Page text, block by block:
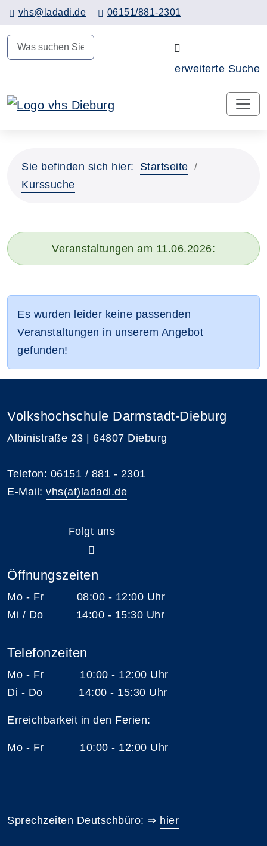
vhs@ladadi.de 06151/881-2301
erweiterte Suche
Hauptinhalt anspringen
Sie befinden sich hier:
Startseite
Kurssuche
Veranstaltungen am 11.06.2026:
Es wurden leider keine passenden
Veranstaltungen in unserem Angebot
gefunden!
Volkshochschule Darmstadt-Dieburg
Albinistraße 23 | 64807 Dieburg
Telefon: 06151 / 881 - 2301
E-Mail: vhs(at)ladadi.de
Folgt uns
Öffnungszeiten
Mo - Fr 08:00 - 12:00 Uhr
Mi / Do 14:00 - 15:30 Uhr
Telefonzeiten
Mo - Fr 10:00 - 12:00 Uhr
Di - Do 14:00 - 15:30 Uhr
Erreichbarkeit in den Ferien:
Mo - Fr 10:00 - 12:00 Uhr
Sprechzeiten Deutschbüro: ⇒ hier